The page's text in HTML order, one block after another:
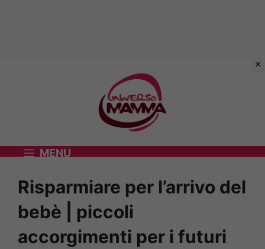
MENU
Risparmiare per l’arrivo del
bebè | piccoli
accorgimenti per i futuri